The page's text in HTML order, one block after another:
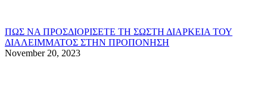
ΠΩΣ ΝΑ ΠΡΟΣΔΙΟΡΙΣΕΤΕ ΤΗ ΣΩΣΤΗ ΔΙΑΡΚΕΙΑ ΤΟΥ
ΔΙΑΛΕΙΜΜΑΤΟΣ ΣΤΗΝ ΠΡΟΠΟΝΗΣΗ
November 20, 2023